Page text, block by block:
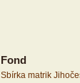
Fond
Sbírka matrik